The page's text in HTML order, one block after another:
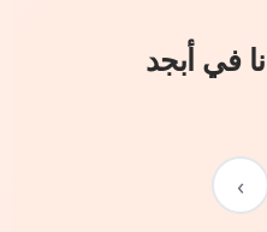
في أبجد
›